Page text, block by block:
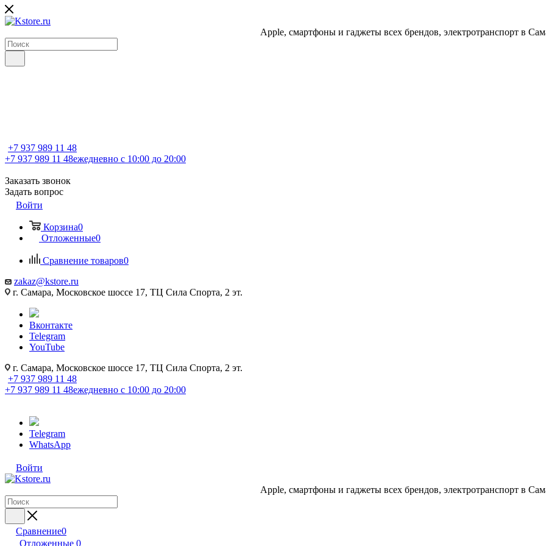
Apple, cмартфоны и гаджеты всех брендов, электротранспорт в
+7 937 989 11 48
+7 937 989 11 48ежедневно с 10:00 до 20:00
Заказать звонок
Задать вопрос
Войти
Корзина0
Отложенные0
Сравнение товаров0
zakaz@kstore.ru
г. Самара, Московское шоссе 17, ТЦ Сила Спорта, 2 эт.
Вконтакте
Telegram
YouTube
г. Самара, Московское шоссе 17, ТЦ Сила Спорта, 2 эт.
+7 937 989 11 48
+7 937 989 11 48ежедневно с 10:00 до 20:00
Telegram
WhatsApp
Войти
Apple, cмартфоны и гаджеты всех брендов, электротранспорт в
Сравнение0
Отложенные 0